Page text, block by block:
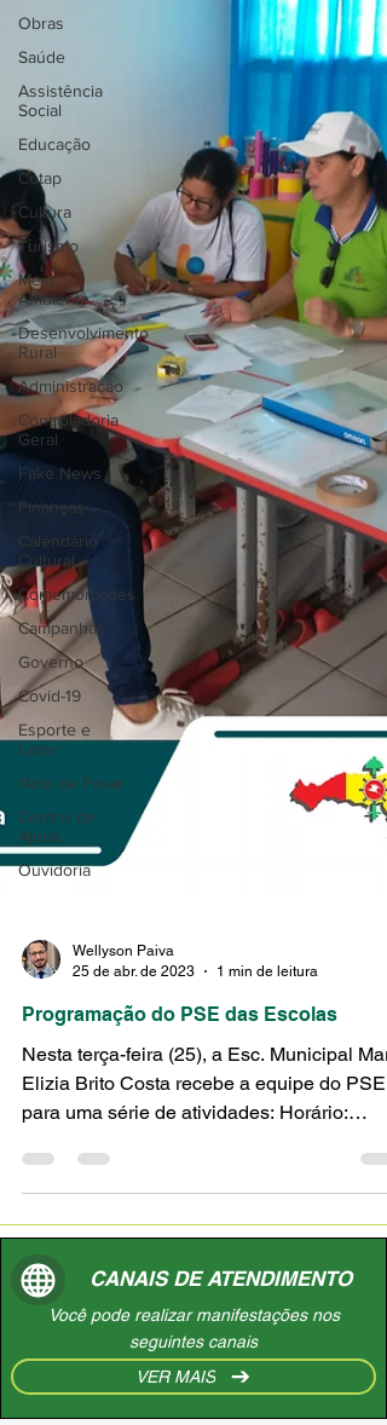
Obras
Saúde
Assistência
Social
Educação
Cotap
Cultura
Turismo
Meio
Ambiente
Desenvolvimento
Rural
Administração
Controladoria
Geral
Fake News
Finanças
Calendário
Cultural
Comemorações
Campanhas
Governo
Covid-19
Esporte e
Lazer
Nota de Pesar
Central de
Ajuda
Ouvidoria
25 de abr. de 2023
1 min de leitura
Programação do PSE das Escolas
Nesta terça-feira (25), a Esc. Municipal
Elizia Brito Costa recebe a equipe do PSE
para uma série de atividades: Horário:
CANAIS DE ATENDIMENTO
Você pode realizar manifestações nos
seguintes canais